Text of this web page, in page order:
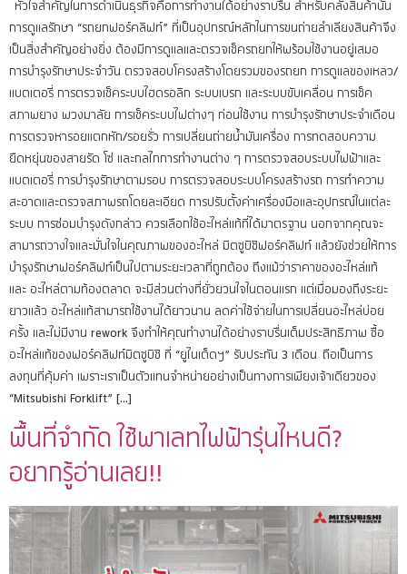
หัวใจสำคัญในการดำเนินธุรกิจคือการทำงานได้อย่างราบรื่น สำหรับคลังสินค้านั้น
การดูแลรักษา “รถยกฟอร์คลิฟท์” ที่เป็นอุปกรณ์หลักในการขนถ่ายลำเลียงสินค้าจึง
เป็นสิ่งสำคัญอย่างยิ่ง ต้องมีการดูแลและตรวจเช็ครถยกให้พร้อมใช้งานอยู่เสมอ
การบำรุงรักษาประจำวัน ตรวจสอบโครงสร้างโดยรวมของรถยก การดูแลของเหลว/
แบตเตอรี่ การตรวจเช็คระบบไฮดรอลิก ระบบเบรก และระบบขับเคลื่อน การเช็ค
สภาพยาง พวงมาลัย การเช็คระบบไฟต่างๆ ก่อนใช้งาน การบำรุงรักษาประจำเดือน
การตรวจหารอยแตกหัก/รอยรั่ว การเปลี่ยนถ่ายน้ำมันเครื่อง การทดสอบความ
ยืดหยุ่นของสายรัด โซ่ และกลไกการทำงานต่าง ๆ การตรวจสอบระบบไฟฟ้าและ
แบตเตอรี่ การบำรุงรักษาตามรอบ การตรวจสอบระบบโครงสร้างรถ การทำความ
สะอาดและตรวจสภาพรถโดยละเอียด การปรับตั้งค่าเครื่องมือและอุปกรณ์ในแต่ละ
ระบบ การซ่อมบำรุงดังกล่าว ควรเลือกใช้อะไหล่แท้ที่ได้มาตรฐาน นอกจากคุณจะ
สามารถวางใจและมั่นใจในคุณภาพของอะไหล่ มิตซูบิชิฟอร์คลิฟท์ แล้วยังช่วยให้การ
บำรุงรักษาฟอร์คลิฟท์เป็นไปตามระยะเวลาที่ถูกต้อง ถึงแม้ว่าราคาของอะไหล่แท้
และ อะไหล่ตามท้องตลาด จะมีส่วนต่างที่ยั่วยวนใจในตอนแรก แต่เมื่อมองถึงระยะ
ยาวแล้ว อะไหล่แท้สามารถใช้งานได้ยาวนาน ลดค่าใช้จ่ายในการเปลี่ยนอะไหล่บ่อย
ครั้ง และไม่มีงาน rework จึงทำให้คุณทำงานได้อย่างราบรื่นเต็มประสิทธิภาพ ซื้อ
อะไหล่แท้ของฟอร์คลิฟท์มิตซูบิชิ ที่ “ยูไนเต็ดฯ” รับประกัน 3 เดือน ถือเป็นการ
ลงทุนที่คุ้มค่า เพราะเราเป็นตัวแทนจำหน่ายอย่างเป็นทางการเพียงเจ้าเดียวของ
“Mitsubishi Forklift” […]
พื้นที่จำกัด ใช้พาเลทไฟฟ้ารุ่นไหนดี?
อยากรู้อ่านเลย!!